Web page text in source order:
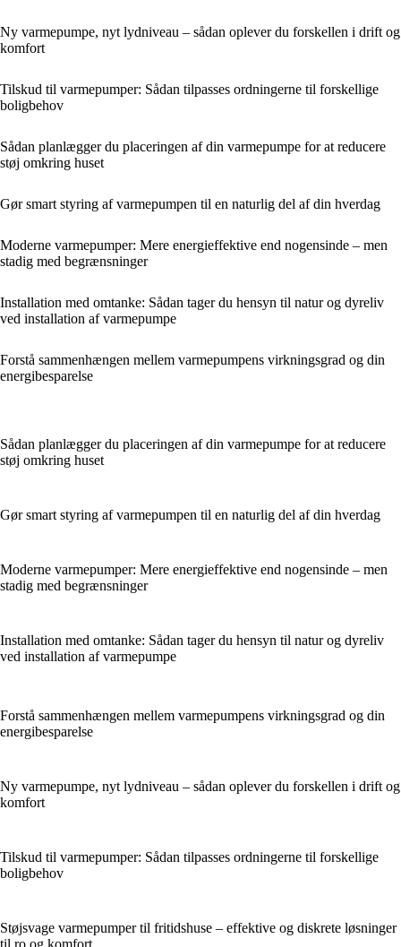
Ny varmepumpe, nyt lydniveau – sådan oplever du forskellen i drift og
komfort
Tilskud til varmepumper: Sådan tilpasses ordningerne til forskellige
boligbehov
Sådan planlægger du placeringen af din varmepumpe for at reducere
støj omkring huset
Gør smart styring af varmepumpen til en naturlig del af din hverdag
Moderne varmepumper: Mere energieffektive end nogensinde – men
stadig med begrænsninger
Installation med omtanke: Sådan tager du hensyn til natur og dyreliv
ved installation af varmepumpe
Forstå sammenhængen mellem varmepumpens virkningsgrad og din
energibesparelse
Sådan planlægger du placeringen af din varmepumpe for at reducere
støj omkring huset
Gør smart styring af varmepumpen til en naturlig del af din hverdag
Moderne varmepumper: Mere energieffektive end nogensinde – men
stadig med begrænsninger
Installation med omtanke: Sådan tager du hensyn til natur og dyreliv
ved installation af varmepumpe
Forstå sammenhængen mellem varmepumpens virkningsgrad og din
energibesparelse
Ny varmepumpe, nyt lydniveau – sådan oplever du forskellen i drift og
komfort
Tilskud til varmepumper: Sådan tilpasses ordningerne til forskellige
boligbehov
Støjsvage varmepumper til fritidshuse – effektive og diskrete løsninger